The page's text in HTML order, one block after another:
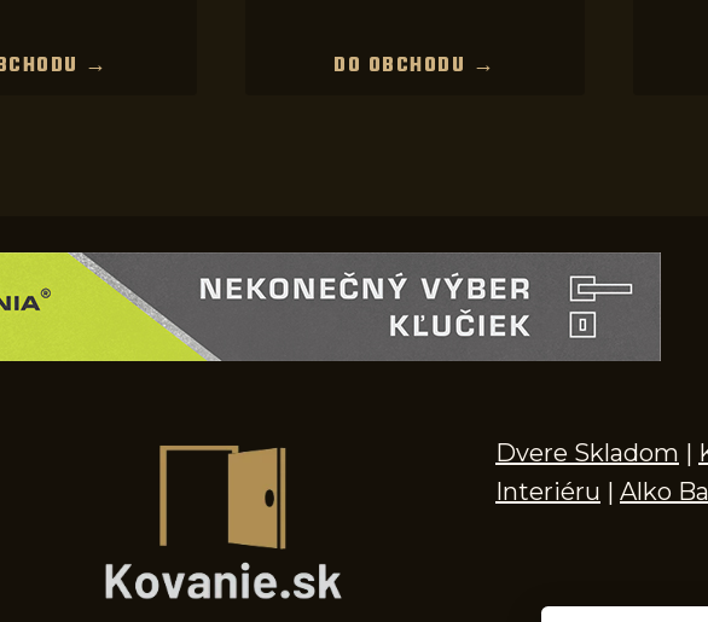
→ DO OBCHODU →
Dvere Skladom |
Interiéru | Alko